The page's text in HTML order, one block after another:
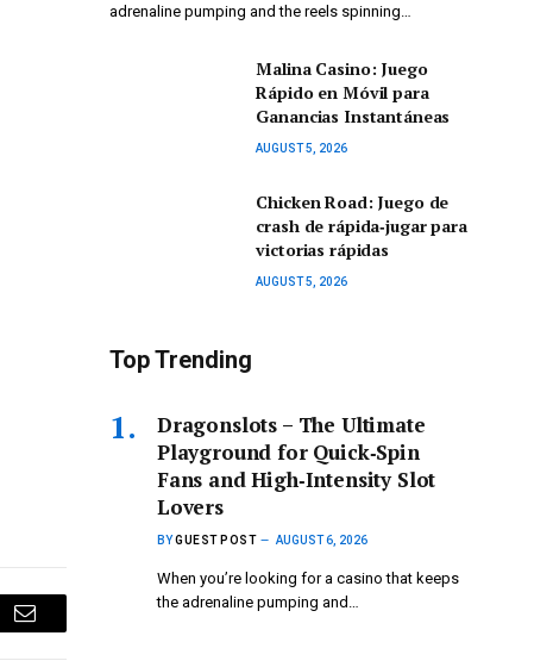
Email
adrenaline pumping and the reels spinning…
Malina Casino: Juego
Rápido en Móvil para
Ganancias Instantáneas
AUGUST 5, 2026
Chicken Road: Juego de
crash de rápida‑jugar para
victorias rápidas
AUGUST 5, 2026
Top Trending
Dragonslots – The Ultimate
Playground for Quick‑Spin
Fans and High‑Intensity Slot
Lovers
BYGUEST POST AUGUST 6, 2026
When you’re looking for a casino that keeps
the adrenaline pumping and…